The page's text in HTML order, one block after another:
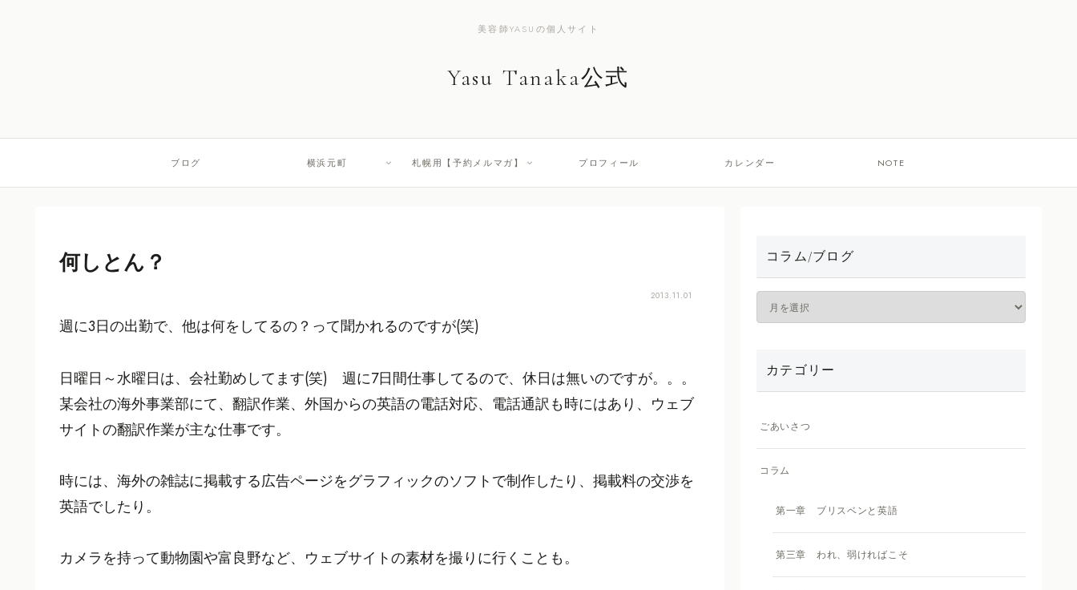
美容師YASUの個人サイト
Yasu Tanaka公式
ブログ 横浜元町 札幌用【予約メルマガ】 プロフィール カレンダー NOTE
何しとん？
2013.11.01
週に3日の出勤で、他は何をしてるの？って聞かれるのですが(笑)
日曜日～水曜日は、会社勤めしてます(笑) 週に7日間仕事してるので、休日は無いのですが。。。
某会社の海外事業部にて、翻訳作業、外国からの英語の電話対応、電話通訳も時にはあり、ウェブ
サイトの翻訳作業が主な仕事です。
時には、海外の雑誌に掲載する広告ページをグラフィックのソフトで制作したり、掲載料の交渉を
英語でしたり。
カメラを持って動物園や富良野など、ウェブサイトの素材を撮りに行くことも。
コラム/ブログ
カテゴリー
ごあいさつ
コラム
第一章 ブリスベンと英語
第三章 われ、弱ければこそ